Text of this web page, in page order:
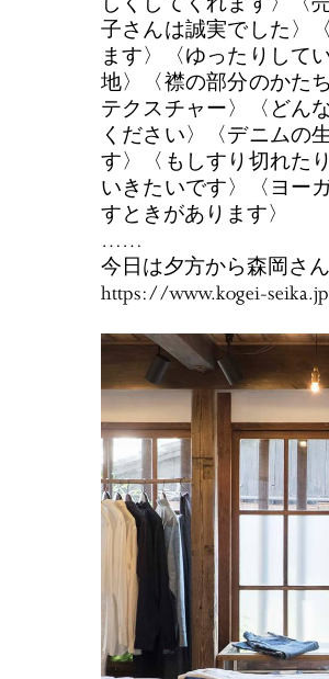
子さんは誠実でした〉
ます〉〈ゆったりして
地〉〈襟の部分のかた
テクスチャー〉〈どん
ください〉〈デニムの
す〉〈もしすり切れた
いきたいです〉〈ヨー
すときがあります〉
……
今日は夕方から森岡さ
https://www.kogei-